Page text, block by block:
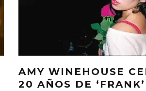
AMY WINEHOUSE
20 AÑOS DE ‘FRANK’